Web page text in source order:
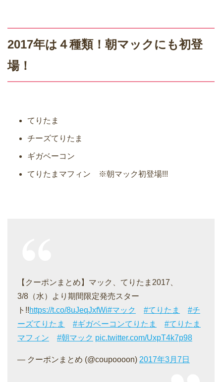
2017年は４種類！朝マックにも初登
場！
てりたま
チーズてりたま
ギガベーコン
てりたまマフィン ※朝マック初登場!!!
【クーポンまとめ】マック、てりたま2017、
3/8（水）より期間限定発売スター
ト!!https://t.co/8uJeqJxfWi#マック #てりたま
#チ
ーズてりたま
#ギガベーコンてりたま
#てりたま
マフィン
#朝マック pic.twitter.com/UxpT4k7p98
— クーポンまとめ (@coupoooon) 2017年3月7日